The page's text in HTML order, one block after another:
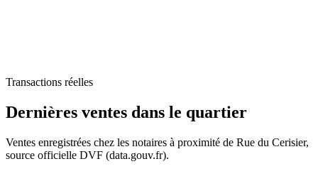
Transactions réelles
Dernières ventes dans le quartier
Ventes enregistrées chez les notaires à proximité de Rue du Cerisier,
source officielle DVF (data.gouv.fr).
207 k€